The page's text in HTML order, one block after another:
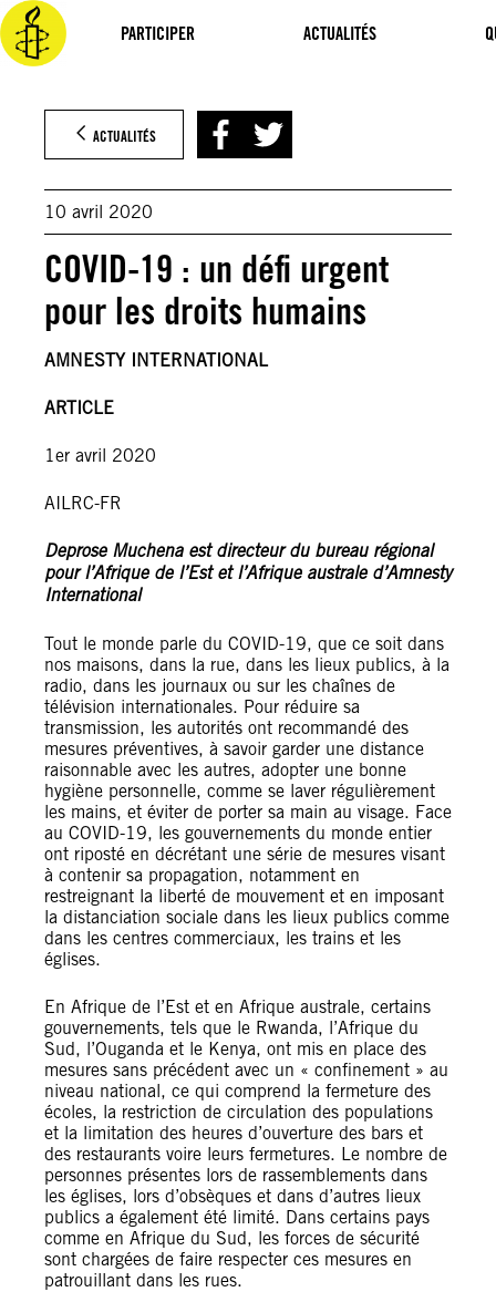
PARTICIPER ACTUALITÉS
Aller
au
contenu
ACTUALITÉS
10 avril 2020
COVID-19 : un défi urgent
pour les droits humains
AMNESTY INTERNATIONAL
ARTICLE
1er avril 2020
AILRC-FR
Deprose Muchena est directeur du bureau régional
pour l’Afrique de l’Est et l’Afrique australe d’Amnesty
International
Tout le monde parle du COVID-19, que ce soit dans
nos maisons, dans la rue, dans les lieux publics, à la
radio, dans les journaux ou sur les chaînes de
télévision internationales. Pour réduire sa
transmission, les autorités ont recommandé des
mesures préventives, à savoir garder une distance
raisonnable avec les autres, adopter une bonne
hygiène personnelle, comme se laver régulièrement
les mains, et éviter de porter sa main au visage. Face
au COVID-19, les gouvernements du monde entier
ont riposté en décrétant une série de mesures visant
à contenir sa propagation, notamment en
restreignant la liberté de mouvement et en imposant
la distanciation sociale dans les lieux publics comme
dans les centres commerciaux, les trains et les
églises.
En Afrique de l’Est et en Afrique australe, certains
gouvernements, tels que le Rwanda, l’Afrique du
Sud, l’Ouganda et le Kenya, ont mis en place des
mesures sans précédent avec un « confinement » au
niveau national, ce qui comprend la fermeture des
écoles, la restriction de circulation des populations
et la limitation des heures d’ouverture des bars et
des restaurants voire leurs fermetures. Le nombre de
personnes présentes lors de rassemblements dans
les églises, lors d’obsèques et dans d’autres lieux
publics a également été limité. Dans certains pays
comme en Afrique du Sud, les forces de sécurité
sont chargées de faire respecter ces mesures en
patrouillant dans les rues.